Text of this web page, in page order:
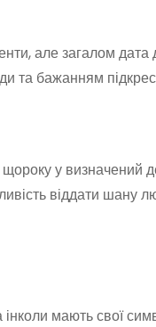
але загалом
та бажанням
у
віддати
мають свої